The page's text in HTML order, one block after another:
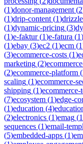
(1)donor-management (2
(1)drip-content (1)drizzle
(1)dynamic-pricing (3)
(1)e-faktur(1)e-fatura (1)
(1)ebay (3)ec2 (1)ecm (1
(3)ecommerce-costs (1)
marketing (2)
(2)ecommerce-platform (
scaling (1)ecommerce-
shipping (1)
(7)ecosystem (1)edge-
(1)education (4)
(2)electronics (1)emag (1
sequences (1)email-
(5)embedded-apps (1)